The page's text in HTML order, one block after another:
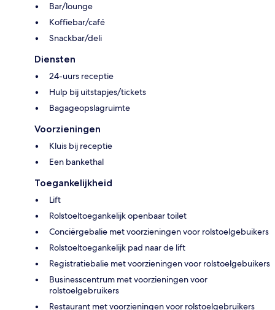
Bar/lounge
Koffiebar/café
Snackbar/deli
Diensten
24-uurs receptie
Hulp bij uitstapjes/tickets
Bagageopslagruimte
Voorzieningen
Kluis bij receptie
Een bankethal
Toegankelijkheid
Lift
Rolstoeltoegankelijk openbaar toilet
Conciërgebalie met voorzieningen voor rolstoelgebuikers
Rolstoeltoegankelijk pad naar de lift
Registratiebalie met voorzieningen voor rolstoelgebuikers
Businesscentrum met voorzieningen voor
rolstoelgebruikers
Restaurant met voorzieningen voor rolstoelgebruikers